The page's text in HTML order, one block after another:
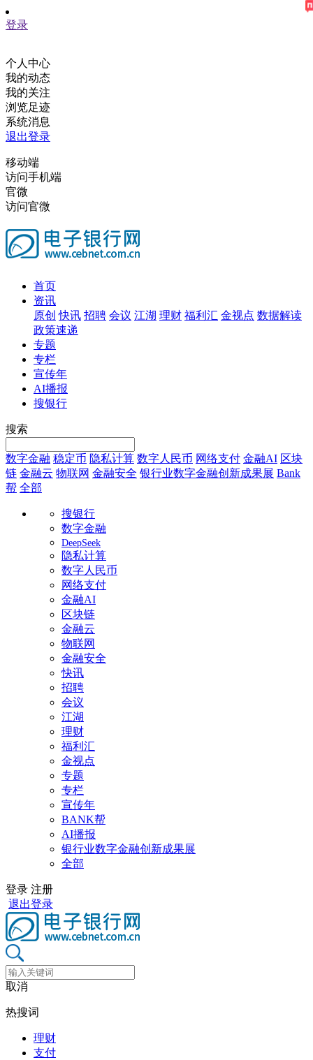
登录
个人中心
我的动态
我的关注
浏览足迹
系统消息
退出登录
移动端
访问手机端
官微
访问官微
首页
资讯
原创 快讯 招聘 会议 江湖 理财 福利汇 金视点 数据解读
政策速递
专题
专栏
宣传年
AI播报
搜银行
搜索
数字金融 稳定币 隐私计算 数字人民币 网络支付 金融AI 区块
链 金融云 物联网 金融安全 银行业数字金融创新成果展 Bank
帮 全部
搜银行
数字金融
DeepSeek
隐私计算
数字人民币
网络支付
金融AI
区块链
金融云
物联网
金融安全
快讯
招聘
会议
江湖
理财
福利汇
金视点
专题
专栏
宣传年
BANK帮
AI播报
银行业数字金融创新成果展
全部
登录 注册
退出登录
取消
热搜词
理财
支付